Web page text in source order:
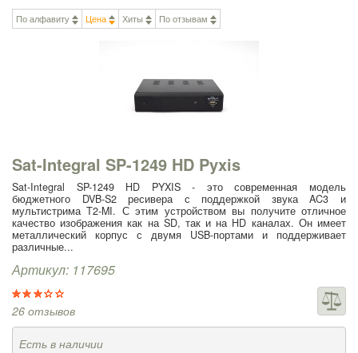
Ресиверы 4К Ultra HD (41)
ТВ тюнер на Андроид (34)
Sat-Integral (Сатинтеграл) (25)
По алфавиту Цена Хиты По отзывам
Sat-Integral SP-1249 HD Pyxis
Sat-Integral SP-1249 HD PYXIS - это современная модель
бюджетного DVB-S2 ресивера с поддержкой звука AC3 и
мультистрима T2-MI. С этим устройством вы получите отличное
качество изображения как на SD, так и на HD каналах. Он имеет
металлический корпус с двумя USB-портами и поддерживает
различные...
Артикул: 117695
26 отзывов
Есть в наличии